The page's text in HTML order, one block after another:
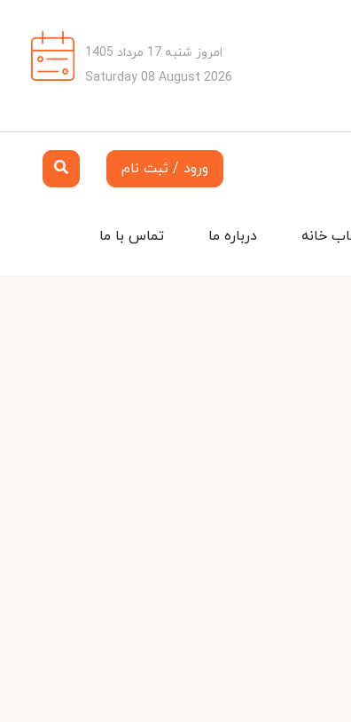
امروز شنبه 17 مرداد 1405
Saturday 08 August 2026
ورود / ثبت نام
تماس با ما درباره ما خانه